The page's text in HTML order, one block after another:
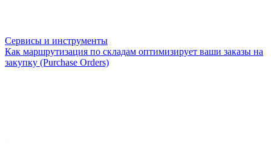
Сервисы и инструменты
Как маршрутизация по складам оптимизирует ваши заказы на
закупку (Purchase Orders)